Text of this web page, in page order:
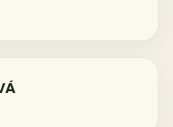
5 hvězdiček.
5 hvězdiček.